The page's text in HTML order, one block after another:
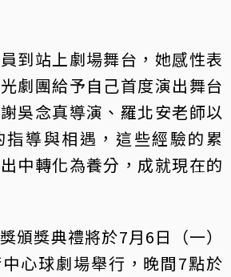
到站上劇場舞台，她感性表
劇團給予自己首度演出舞台
吳念真導演、羅北安老師以
導與相遇，這些經驗的累
中轉化為養分，成就現在的
頒獎典禮將於7月6日（一）
心球劇場舉行，晚間7點於